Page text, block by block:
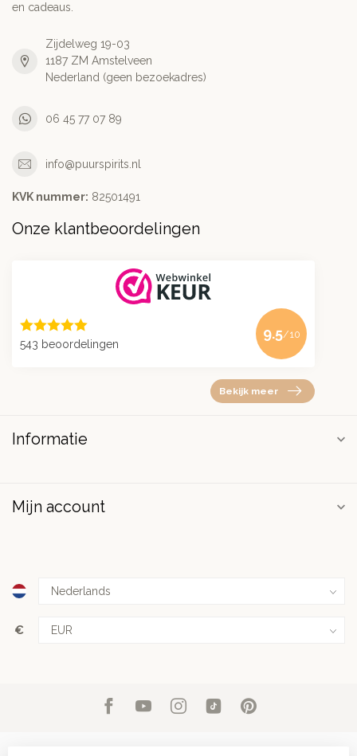
en cadeaus.
Zijdelweg 19-03
1187 ZM Amstelveen
Nederland (geen bezoekadres)
06 45 77 07 89
info@puurspirits.nl
KVK nummer: 82501491
Onze klantbeoordelingen
543 beoordelingen
9.5/10
Bekijk meer
Informatie
Mijn account
€